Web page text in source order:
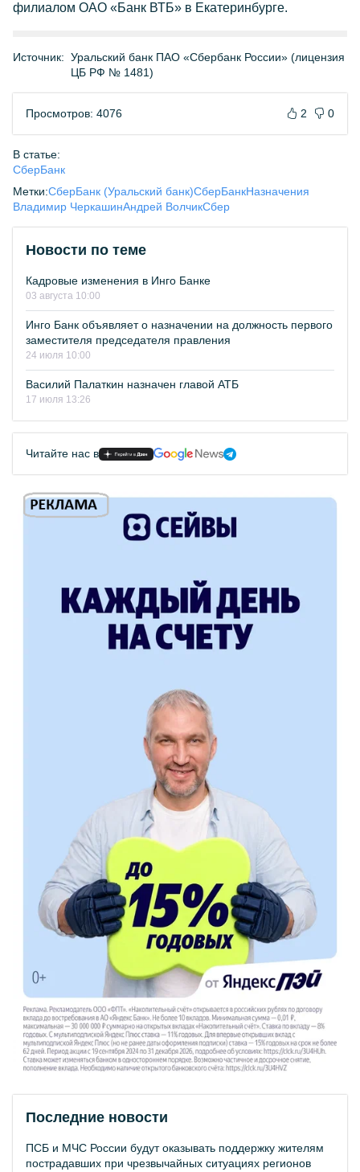
филиалом ОАО «Банк ВТБ» в Екатеринбурге.
Источник: Уральский банк ПАО «Сбербанк России» (лицензия
ЦБ РФ № 1481)
Просмотров: 4076 2 0
В статье:
СберБанк
Метки:СберБанк (Уральский банк)СберБанкНазначения
Владимир ЧеркашинАндрей ВолчикСбер
Новости по теме
Кадровые изменения в Инго Банке
03 августа 10:00
Инго Банк объявляет о назначении на должность первого
заместителя председателя правления
24 июля 10:00
Василий Палаткин назначен главой АТБ
17 июля 13:26
Читайте нас в
Последние новости
ПСБ и МЧС России будут оказывать поддержку жителям
пострадавших при чрезвычайных ситуациях регионов